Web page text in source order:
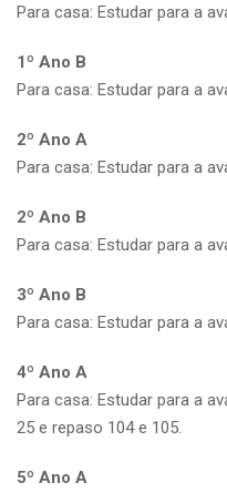
Para casa: Estudar para a
1º Ano B
Para casa: Estudar para a
2º Ano A
Para casa: Estudar para a
2º Ano B
Para casa: Estudar para a
3º Ano B
Para casa: Estudar para a
4º Ano A
Para casa: Estudar para a
25 e repaso 104 e 105.
5º Ano A